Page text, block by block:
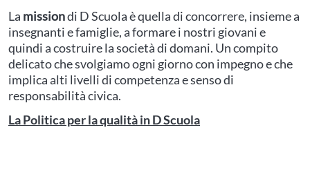
La missiondi D Scuola è quella di concorrere, insieme a
insegnanti e famiglie, a formare i nostri giovani e
quindi a costruire la società di domani. Un compito
delicato che svolgiamo ogni giorno con impegno e che
implica alti livelli di competenza e senso di
responsabilità civica.
La Politica per la qualità in D Scuola